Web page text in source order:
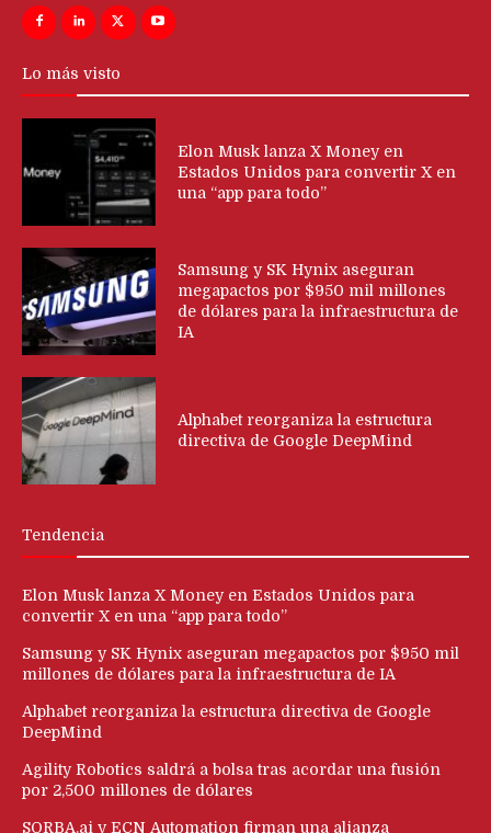
Lo más visto
Elon Musk lanza X Money en
Estados Unidos para convertir X en
una “app para todo”
Samsung y SK Hynix aseguran
megapactos por $950 mil millones
de dólares para la infraestructura de
IA
Alphabet reorganiza la estructura
directiva de Google DeepMind
Tendencia
Elon Musk lanza X Money en Estados Unidos para
convertir X en una “app para todo”
Samsung y SK Hynix aseguran megapactos por $950 mil
millones de dólares para la infraestructura de IA
Alphabet reorganiza la estructura directiva de Google
DeepMind
Agility Robotics saldrá a bolsa tras acordar una fusión
por 2,500 millones de dólares
SORBA.ai y ECN Automation firman una alianza